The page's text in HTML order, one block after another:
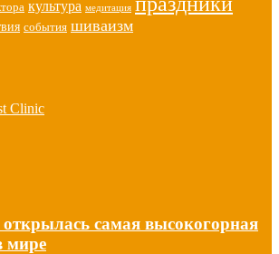
культура медитация
события шиваизм
самая высокогорная
мире